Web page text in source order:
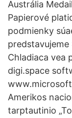
Austrália
Papierové
podmienky
Chladiaca vea
digi.space
www.microsoft
Amerikos
tarptautinio